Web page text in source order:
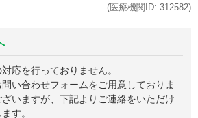
(医療機関ID: 312582)
応を行っておりません。
い合わせフォームをご用意しておりま
いますが、下記よりご連絡をいただけ
す。